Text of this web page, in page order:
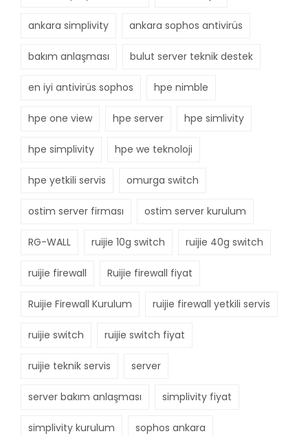
ankara simplivity ankara sophos antivirüs
bakım anlaşması bulut server teknik destek
en iyi antivirüs sophos hpe nimble
hpe one view hpe server hpe simlivity
hpe simplivity hpe we teknoloji
hpe yetkili servis omurga switch
ostim server firması ostim server kurulum
RG-WALL ruijie 10g switch ruijie 40g switch
ruijie firewall Ruijie firewall fiyat
Ruijie Firewall Kurulum ruijie firewall yetkili servis
ruijie switch ruijie switch fiyat
ruijie teknik servis server
server bakım anlaşması simplivity fiyat
simplivity kurulum sophos ankara